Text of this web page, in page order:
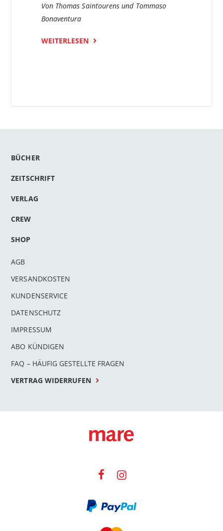
Von Thomas Saintourens und Tommaso
Bonaventura
WEITERLESEN
BÜCHER
ZEITSCHRIFT
VERLAG
CREW
SHOP
AGB
VERSANDKOSTEN
KUNDENSERVICE
DATENSCHUTZ
IMPRESSUM
ABO KÜNDIGEN
FAQ – HÄUFIG GESTELLTE FRAGEN
VERTRAG WIDERRUFEN